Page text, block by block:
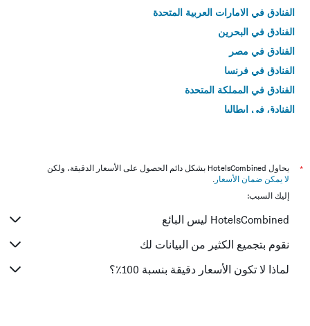
الفنادق في الامارات العربية المتحدة
الفنادق في البحرين
الفنادق في مصر
الفنادق في فرنسا
الفنادق في المملكة المتحدة
الفنادق في إيطاليا
*
يحاول HotelsCombined بشكل دائم الحصول على الأسعار الدقيقة، ولكن
لا يمكن ضمان الأسعار .
إليك السبب:
HotelsCombined ليس البائع
نقوم بتجميع الكثير من البيانات لك
لماذا لا تكون الأسعار دقيقة بنسبة 100٪؟